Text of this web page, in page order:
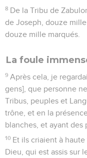
8 De la Tribu de
de Joseph, douze
douze mille marqués.
La foule
9 Après cela, je
gens], que personne
Tribus, peuples et
trône, et en la
blanches, et ayant des
10 Et ils criaient à
Dieu, qui est assis sur